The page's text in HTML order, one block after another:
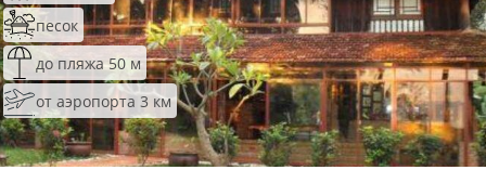
песок
до пляжа 50 м
от аэропорта 3 км